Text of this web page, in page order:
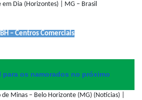
em Dia (Horizontes) | MG – Brasil
– Centros Comerciais
para os namorados no próximo
Minas – Belo Horizonte (MG) (Notícias) |